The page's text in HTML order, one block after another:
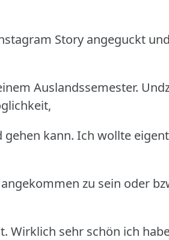
Story angeguckt
Auslandssemester.
gehen kann. Ich wollte
zu sein oder
Wirklich sehr schön ich